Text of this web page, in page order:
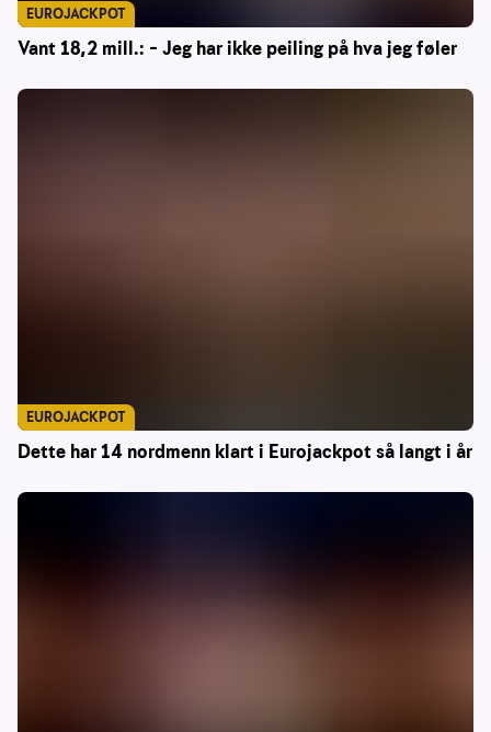
Vant 18,2 mill.: – Jeg har ikke peiling på hva jeg føler
EUROJACKPOT
Dette har 14 nordmenn klart i Eurojackpot så langt i år
EUROJACKPOT